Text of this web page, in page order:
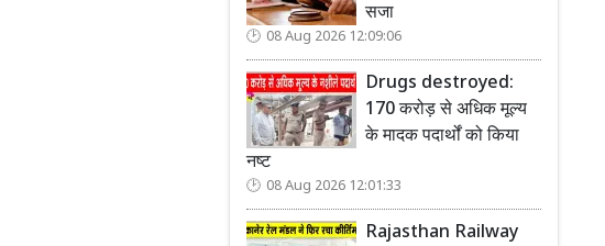
सजा
08 Aug 2026 12:09:06
Drugs destroyed:
170 करोड़ से अधिक मूल्य
के मादक पदार्थों को किया
नष्ट
08 Aug 2026 12:01:33
Rajasthan Railway